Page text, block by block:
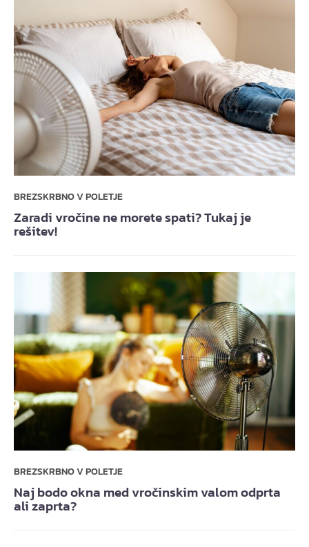
BREZSKRBNO V POLETJE
Zaradi vročine ne morete spati? Tukaj je
rešitev!
BREZSKRBNO V POLETJE
Naj bodo okna med vročinskim valom odprta
ali zaprta?